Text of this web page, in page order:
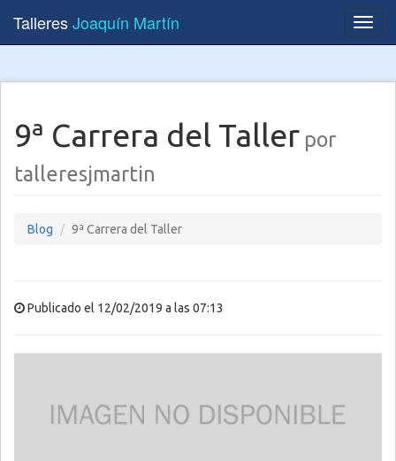
TalleresJoaquín Martín
9ª Carrera del Taller por
talleresjmartin
Blog 9ª Carrera del Taller
Publicado el 12/02/2019 a las 07:13